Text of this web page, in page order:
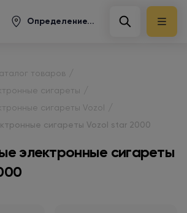
Определение...
товаров
сигареты
сигареты Vozol
сигареты Vozol star 2000
электронные сигареты